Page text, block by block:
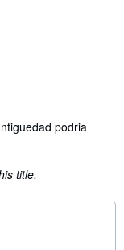
podria
title.